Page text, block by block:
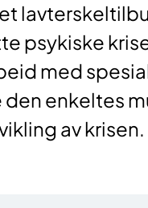
psykiske
med
den enkeltes
av krisen.